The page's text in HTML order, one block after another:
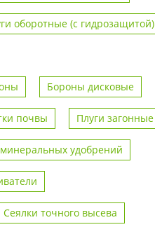
оборотные (с гидрозащитой)
Бороны дисковые
почвы Плуги загонные
удобрений
Сеялки точного высева